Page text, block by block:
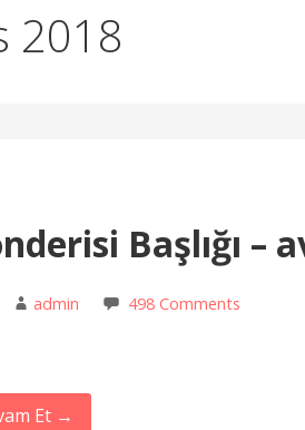
2018
Başlığı –
admin 498 Comments
Et →